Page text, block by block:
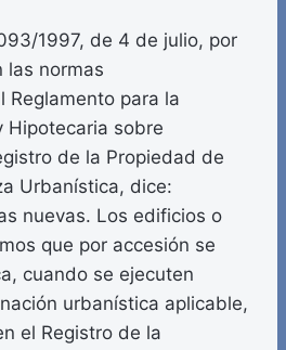
1997, de 4 de julio, por
las normas
Reglamento para la
Hipotecaria sobre
de la Propiedad de
Urbanística, dice:
nuevas. Los edificios o
que por accesión se
cuando se ejecuten
urbanística aplicable,
el Registro de la